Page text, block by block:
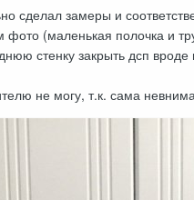
сделал замеры и
(маленькая полочка и
стенку закрыть дсп
не могу, т.к. сама